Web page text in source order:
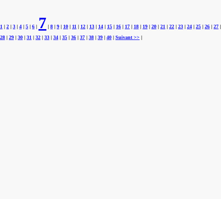
1 | 2 | 3 | 4 | 5 | 6 | 7 | 8 | 9 | 10 | 11 | 12 | 13 | 14 | 15 | 16 | 17 | 18 | 19 | 20 | 21 | 22 | 23 | 24 | 25 | 26 | 27 |
28 | 29 | 30 | 31 | 32 | 33 | 34 | 35 | 36 | 37 | 38 | 39 | 40 | Suivant >> |